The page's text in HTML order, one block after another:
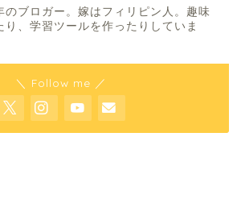
のブロガー。嫁はフィリピン人。趣味
り、学習ツールを作ったりしていま
＼ Follow me ／